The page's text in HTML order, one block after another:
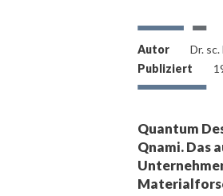
Autor
Dr.
Publiziert
Quantum
Qnami. Das